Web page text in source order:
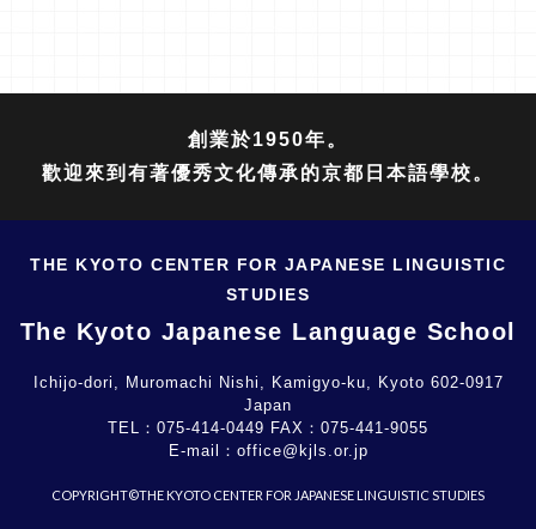
創業於1950年。
歡迎來到有著優秀文化傳承的京都日本語學校。
THE KYOTO CENTER FOR JAPANESE LINGUISTIC
STUDIES
The Kyoto Japanese Language School
Ichijo-dori, Muromachi Nishi, Kamigyo-ku, Kyoto 602-0917
Japan
TEL： 075-414-0449 FAX： 075-441-9055
E-mail： office@kjls.or.jp
COPYRIGHT©THE KYOTO CENTER FOR JAPANESE LINGUISTIC STUDIES